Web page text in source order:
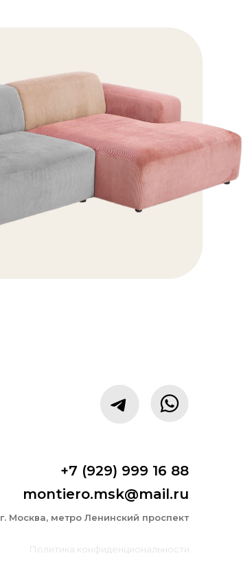
+7 (929) 999 16 88
montiero.msk@mail.ru
г. Москва, метро Ленинский проспект
Политика конфиденциональности